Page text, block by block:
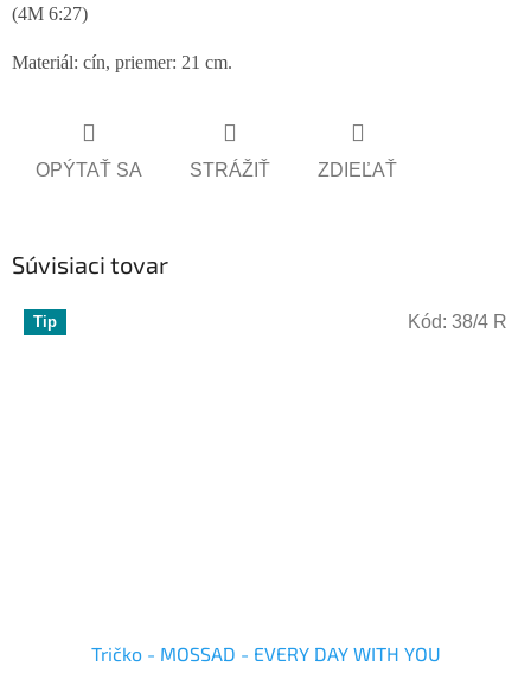
(4M 6:27)
Materiál: cín, priemer: 21 cm.
OPÝTAŤ SA STRÁŽIŤ ZDIEĽAŤ
Súvisiaci tovar
Tip
Tričko - MOSSAD - EVERY DAY WITH YOU
Kód: 38/4 R